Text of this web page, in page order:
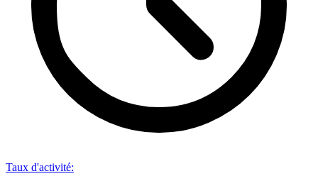
Taux d'activité: